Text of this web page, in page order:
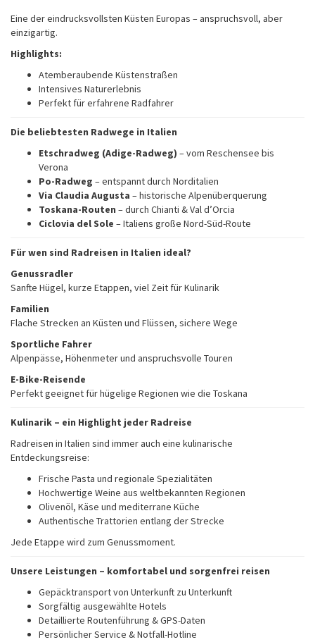
Eine der eindrucksvollsten Küsten Europas – anspruchsvoll, aber
einzigartig.
Highlights:
Atemberaubende Küstenstraßen
Intensives Naturerlebnis
Perfekt für erfahrene Radfahrer
Die beliebtesten Radwege in Italien
Etschradweg (Adige-Radweg) – vom Reschensee bis
Verona
Po-Radweg – entspannt durch Norditalien
Via Claudia Augusta – historische Alpenüberquerung
Toskana-Routen – durch Chianti & Val d’Orcia
Ciclovia del Sole – Italiens große Nord-Süd-Route
Für wen sind Radreisen in Italien ideal?
Genussradler
Sanfte Hügel, kurze Etappen, viel Zeit für Kulinarik
Familien
Flache Strecken an Küsten und Flüssen, sichere Wege
Sportliche Fahrer
Alpenpässe, Höhenmeter und anspruchsvolle Touren
E-Bike-Reisende
Perfekt geeignet für hügelige Regionen wie die Toskana
Kulinarik – ein Highlight jeder Radreise
Radreisen in Italien sind immer auch eine kulinarische
Entdeckungsreise:
Frische Pasta und regionale Spezialitäten
Hochwertige Weine aus weltbekannten Regionen
Olivenöl, Käse und mediterrane Küche
Authentische Trattorien entlang der Strecke
Jede Etappe wird zum Genussmoment.
Unsere Leistungen – komfortabel und sorgenfrei reisen
Gepäcktransport von Unterkunft zu Unterkunft
Sorgfältig ausgewählte Hotels
Detaillierte Routenführung & GPS-Daten
Persönlicher Service & Notfall-Hotline